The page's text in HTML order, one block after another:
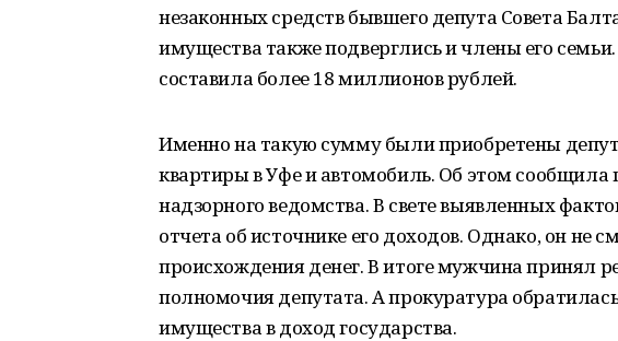
незаконных средств бывшего депута Совета
имущества также подверглись и члены его
составила более 18 миллионов рублей.
Именно на такую сумму были приобретены
квартиры в Уфе и автомобиль. Об этом сообщила
надзорного ведомства. В свете выявленных
отчета об источнике его доходов. Однако, он не
происхождения денег. В итоге мужчина принял
полномочия депутата. А прокуратура
имущества в доход государства.